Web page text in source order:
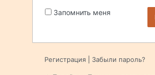
Запомнить меня
Регистрация Забыли пароль?